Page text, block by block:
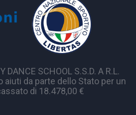
DANCE SCHOOL S.S.D. A R.L.
aiuti da parte dello Stato per un
di 18.478,00 €